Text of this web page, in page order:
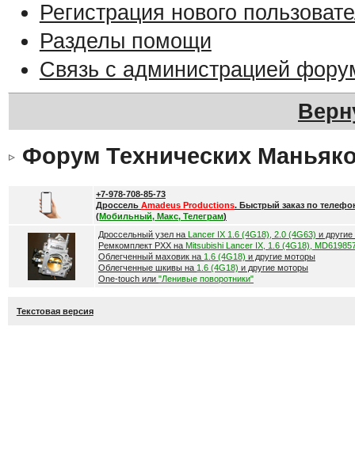
Регистрация нового
Разделы помощи
Связь с администрацией
Форум Технических
+7-978-708-85-73
Дроссель Amadeus Productions. Быстрый заказ по
(Мобильный, Макс, Телеграм)
Дроссельный узел на Lancer IX 1.6 (4G18), 2.0 (4G63) и
Ремкомплект РХХ на Mitsubishi Lancer IX, 1.6 (4G18),
Облегченный маховик на 1.6 (4G18) и другие моторы
Облегченные шкивы на 1.6 (4G18) и другие моторы
One-touch или "Ленивые поворотники"
Текстовая версия